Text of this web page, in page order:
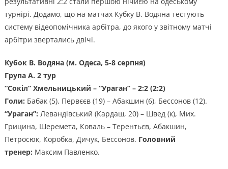
турнірі. Додамо, що на матчах Кубку В. Водяна тестують
систему відеопомічника арбітра, до якого у звітному матчі
арбітри звертались двічі.
Кубок В. Водяна (м. Одеса, 5-8 серпня)
Група А. 2 тур
“Сокіл” Хмельницький – “Ураган” – 2:2 (2:2)
Голи: Бабак (5), Первєєв (19) – Абакшин (6), Бессонов (12).
“Ураган”: Левандівський (Кардаш, 20) – Швед (к), Мих.
Грицина, Шеремета, Коваль – Терентьєв, Абакшин,
Петросюк, Коробка, Дичук, Бессонов. Головний
тренер: Максим Павленко.